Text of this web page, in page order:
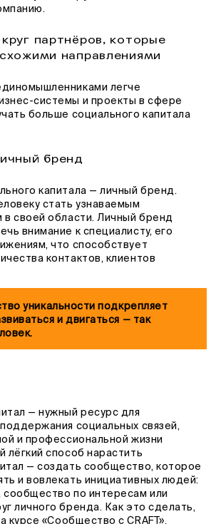
партнёров, которые
направлениями
легче
системы и проекты в сфере
больше социального капитала
бренд
капитала — личный бренд.
стать узнаваемым
в своей области. Личный бренд
внимание к специалисту, его
что способствует
контактов, клиентов
уникальности подкрепляет
и двигаться — так
— нужный ресурс для
социальных связей,
и профессиональной жизни
лёгкий способ нарастить
— создать сообщество, которое
и вовлекать инициативных людей:
сообщество по интересам или
личного бренда. Как это сделать,
курсе «Сообщество с CRAFT».